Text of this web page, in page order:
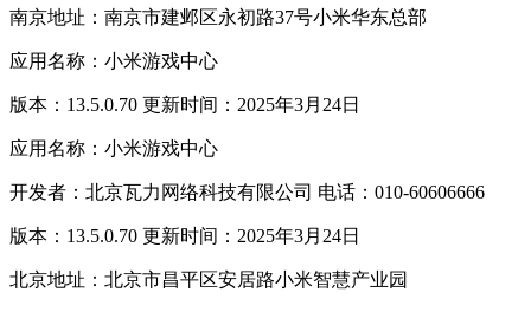
南京地址：南京市建邺区永初路37号小米华东总部
应用名称：小米游戏中心
版本：13.5.0.70 更新时间：2025年3月24日
应用名称：小米游戏中心
开发者：北京瓦力网络科技有限公司 电话：010-60606666
版本：13.5.0.70 更新时间：2025年3月24日
北京地址：北京市昌平区安居路小米智慧产业园